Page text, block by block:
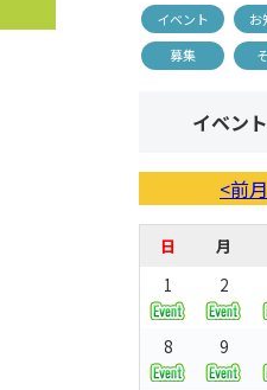
イベント お
募集
イベン
<前月
日 月
1
2
8 9